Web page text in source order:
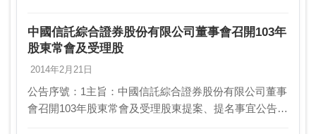
配總額計新台幣(以下同)88,397,2…
中國信託綜合證券股份有限公司董事會召開103年
股東常會及受理股
2014年2月21日
公告序號：1主旨：中國信託綜合證券股份有限公司董事
會召開103年股東常會及受理股東提案、提名事宜公告。